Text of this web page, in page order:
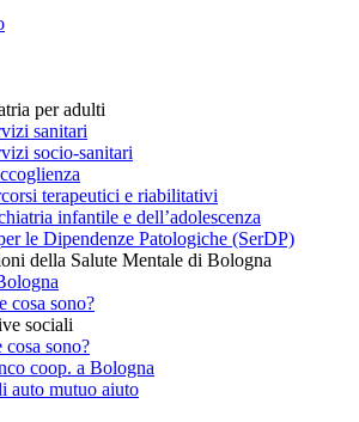
per adulti
sanitari
socio-sanitari
terapeutici e riabilitativi
infantile e dell’adolescenza
le Dipendenze Patologiche (SerDP)
della Salute Mentale di Bologna
cosa sono?
sociali
cosa sono?
coop. a Bologna
auto mutuo aiuto